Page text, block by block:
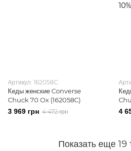
Артикул: 162058C
Кеды женские Converse
Chuck 70 Ox (162058C)
3 969 грн 4 472 грн 4
Показать еще 19